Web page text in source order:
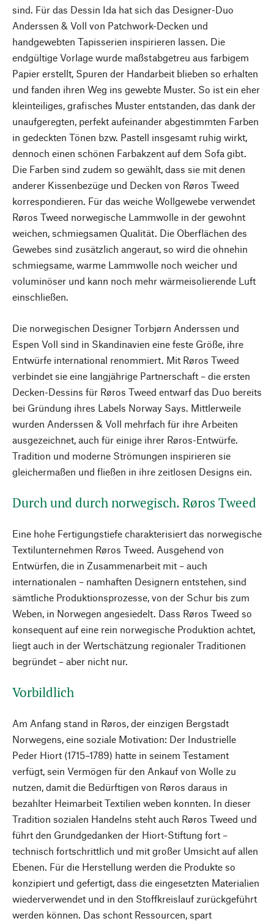
sind. Für das Dessin Ida hat sich das Designer-Duo
Anderssen & Voll von Patchwork-Decken und
handgewebten Tapisserien inspirieren lassen. Die
endgültige Vorlage wurde maßstabgetreu aus farbigem
Papier erstellt, Spuren der Handarbeit blieben so erhalten
und fanden ihren Weg ins gewebte Muster. So ist ein eher
kleinteiliges, grafisches Muster entstanden, das dank der
unaufgeregten, perfekt aufeinander abgestimmten Farben
in gedeckten Tönen bzw. Pastell insgesamt ruhig wirkt,
dennoch einen schönen Farbakzent auf dem Sofa gibt.
Die Farben sind zudem so gewählt, dass sie mit denen
anderer Kissenbezüge und Decken von Røros Tweed
korrespondieren. Für das weiche Wollgewebe verwendet
Røros Tweed norwegische Lammwolle in der gewohnt
weichen, schmiegsamen Qualität. Die Oberflächen des
Gewebes sind zusätzlich angeraut, so wird die ohnehin
schmiegsame, warme Lammwolle noch weicher und
voluminöser und kann noch mehr wärmeisolierende Luft
einschließen.
Die norwegischen Designer Torbjørn Anderssen und
Espen Voll sind in Skandinavien eine feste Größe, ihre
Entwürfe international renommiert. Mit Røros Tweed
verbindet sie eine langjährige Partnerschaft – die ersten
Decken-Dessins für Røros Tweed entwarf das Duo bereits
bei Gründung ihres Labels Norway Says. Mittlerweile
wurden Anderssen & Voll mehrfach für ihre Arbeiten
ausgezeichnet, auch für einige ihrer Røros-Entwürfe.
Tradition und moderne Strömungen inspirieren sie
gleichermaßen und fließen in ihre zeitlosen Designs ein.
Durch und durch norwegisch. Røros Tweed
Eine hohe Fertigungstiefe charakterisiert das norwegische
Textilunternehmen Røros Tweed. Ausgehend von
Entwürfen, die in Zusammenarbeit mit – auch
internationalen – namhaften Designern entstehen, sind
sämtliche Produktionsprozesse, von der Schur bis zum
Weben, in Norwegen angesiedelt. Dass Røros Tweed so
konsequent auf eine rein norwegische Produktion achtet,
liegt auch in der Wertschätzung regionaler Traditionen
begründet – aber nicht nur.
Vorbildlich
Am Anfang stand in Røros, der einzigen Bergstadt
Norwegens, eine soziale Motivation: Der Industrielle
Peder Hiort (1715–1789) hatte in seinem Testament
verfügt, sein Vermögen für den Ankauf von Wolle zu
nutzen, damit die Bedürftigen von Røros daraus in
bezahlter Heimarbeit Textilien weben konnten. In dieser
Tradition sozialen Handelns steht auch Røros Tweed und
führt den Grundgedanken der Hiort-Stiftung fort –
technisch fortschrittlich und mit großer Umsicht auf allen
Ebenen. Für die Herstellung werden die Produkte so
konzipiert und gefertigt, dass die eingesetzten Materialien
wiederverwendet und in den Stoffkreislauf zurückgeführt
werden können. Das schont Ressourcen, spart